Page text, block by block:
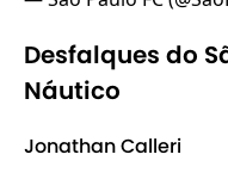
Desfalques do
Náutico
Jonathan Calleri